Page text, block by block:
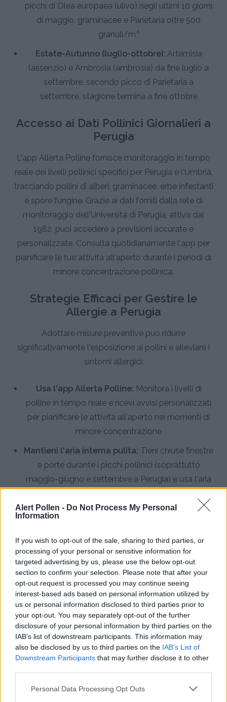
Alert Pollen - Do Not Process My Personal
Information
If you wish to opt-out of the sale, sharing to third parties, or
processing of your personal or sensitive information for
targeted advertising by us, please use the below opt-out
section to confirm your selection. Please note that after your
opt-out request is processed you may continue seeing
interest-based ads based on personal information utilized by
us or personal information disclosed to third parties prior to
your opt-out. You may separately opt-out of the further
disclosure of your personal information by third parties on the
IAB’s list of downstream participants. This information may
also be disclosed by us to third parties on the IAB’s List of
Downstream Participants that may further disclose it to other
Personal Data Processing Opt Outs
picchi di Olea europaea (ulivo) negli ultimi 10 giorni
di maggio, graminacee e Parietaria oltre 500
granuli/m³
Estate-Autunno (luglio-ottobre): Artemisia
(assenzio) e Ambrosia (ambrosia) da fine luglio a
settembre, secondo picco di Parietaria a
settembre, stagione termina a fine ottobre
Accesso ai Dati Pollinici Giornalieri a
Perugia
L'app Allerta Polline fornisce monitoraggio in tempo
reale dei livelli pollinici specifici per Perugia e l'Umbria,
tracciando pollini di alberi, graminacee, erbe infestanti
e spore fungine. Grazie ai dati forniti dalla rete di
monitoraggio dell'Università di Perugia, attiva dal
1982, puoi accedere a previsioni accurate e
personalizzate. Consulta quotidianamente l'app per
pianificare le tue attività all'aperto durante i periodi di
minore concentrazione pollinica.
Strategie Efficaci per Gestire le
Allergie a Perugia
Adottare misure preventive può ridurre
significativamente l'esposizione ai pollini e alleviare i
sintomi allergici:
Usa l'app Allerta Polline: Monitora i livelli di
polline in tempo reale e ricevi avvisi personalizzati
per pianificare le attività all'aperto nei momenti di
minore concentrazione
Mantieni l'aria interna pulita: Tieni chiuse finestre
e porte durante i picchi pollinici (soprattutto
maggio-giugno e settembre a Perugia) e usa l'aria
Utilizza purificatori HEPA:Installa purificatori
ambienti principali per catturare i granuli pollinici
presenti nell'aria interna
Igiene personale dopo l'esposizione:Fai la
doccia e cambia gli abiti dopo essere stato
all'aperto, lava i capelli prima di andare a letto per
rimuovere il polline accumulato durante la giornata
Consulta un allergologo:Rivolgiti a uno
specialista per test allergologici specifici,
considerando la particolare complessità
identificati, e valuta trattamenti personalizzati